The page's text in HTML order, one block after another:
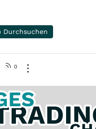
Durchsuchen
0